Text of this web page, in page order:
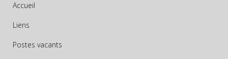
Accueil
Liens
Postes vacants